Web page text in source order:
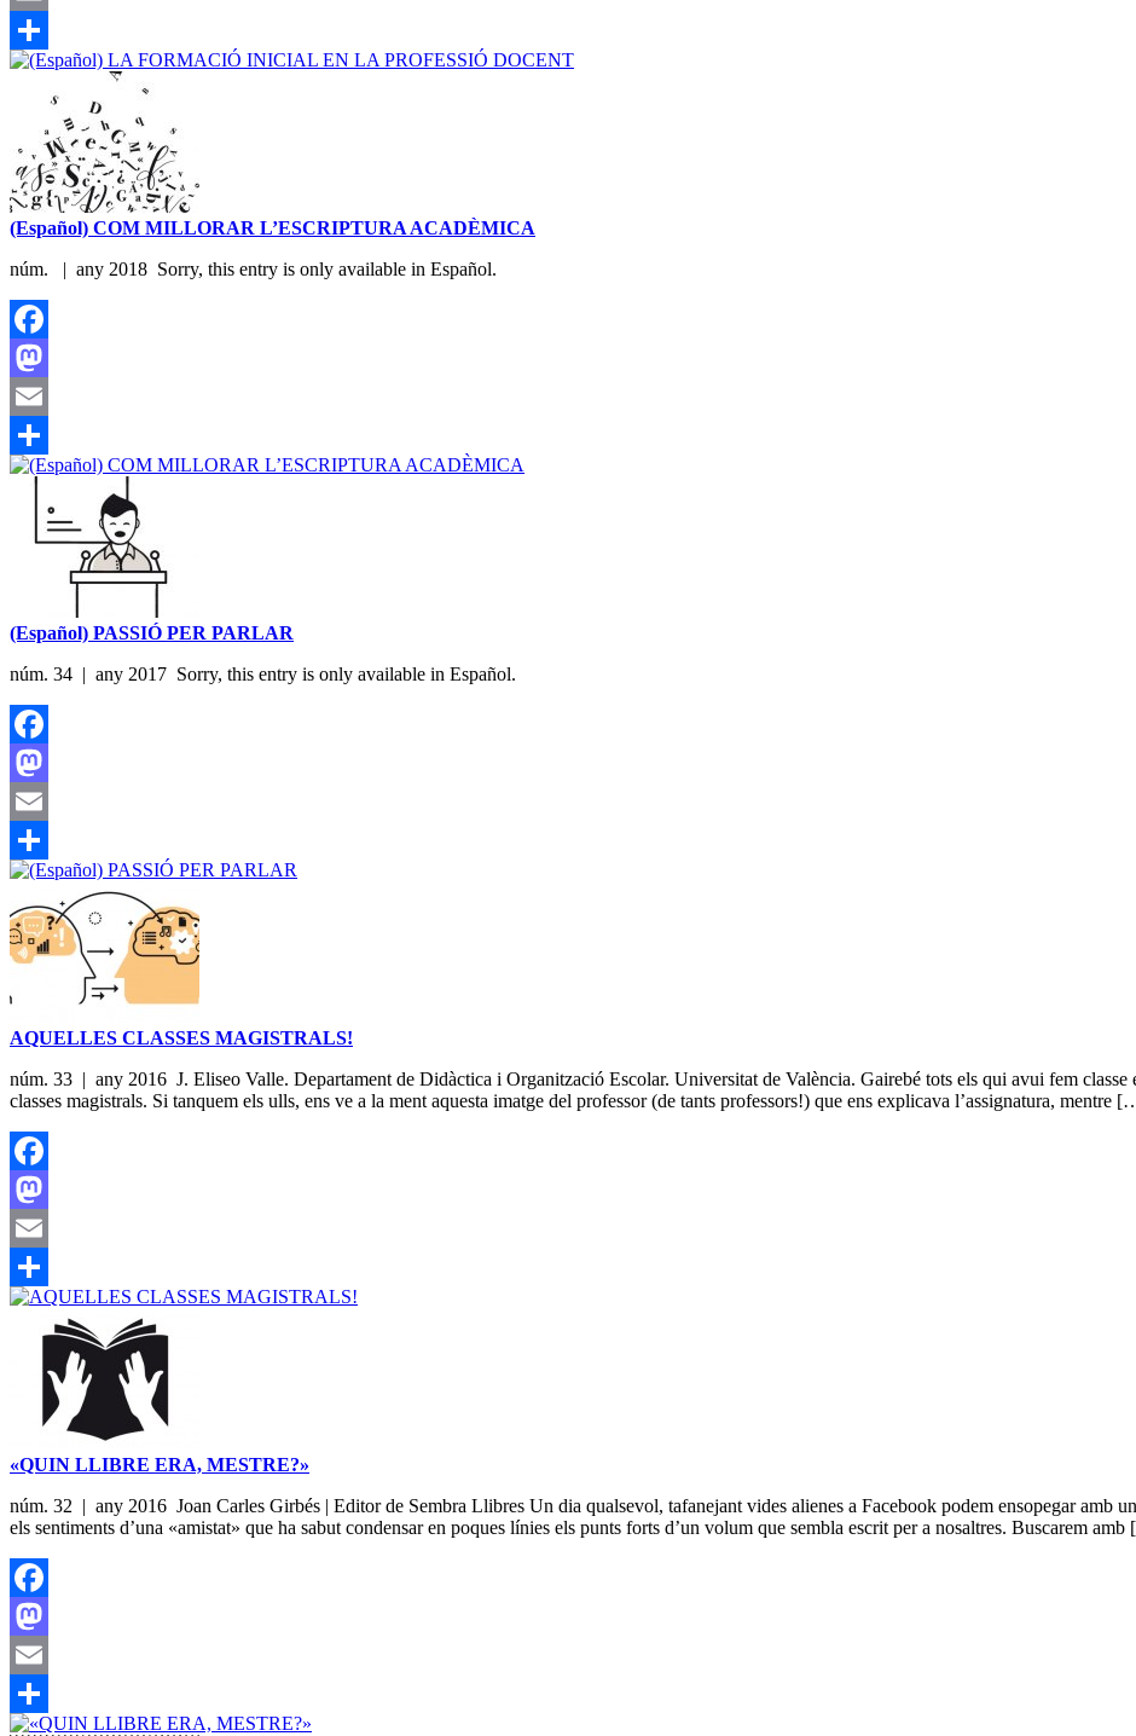
Email
Share
(Español) COM MILLORAR L’ESCRIPTURA ACADÈMICA
núm. | any 2018 Sorry, this entry is only available in Español.
Facebook
Mastodon
Email
Share
(Español) PASSIÓ PER PARLAR
núm. 34 | any 2017 Sorry, this entry is only available in Español.
Facebook
Mastodon
Email
Share
AQUELLES CLASSES MAGISTRALS!
núm. 33 | any 2016 J. Eliseo Valle. Departament de Didàctica i Organització Escolar. Universitat de València. Gairebé tots els qui avui fem classe
classes magistrals. Si tanquem els ulls, ens ve a la ment aquesta imatge del professor (de tants professors!) que ens explicava l’assignatura, mentre
Facebook
Mastodon
Email
Share
«QUIN LLIBRE ERA, MESTRE?»
núm. 32 | any 2016 Joan Carles Girbés | Editor de Sembra Llibres Un dia qualsevol, tafanejant vides alienes a Facebook podem ensopegar amb
els sentiments d’una «amistat» que ha sabut condensar en poques línies els punts forts d’un volum que sembla escrit per a nosaltres. Buscarem
Facebook
Mastodon
Email